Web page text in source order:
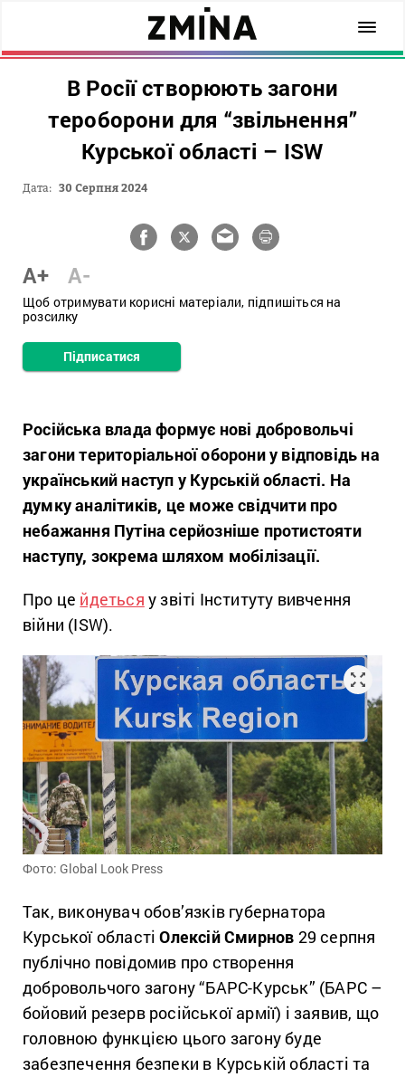
В Росії створюють загони
тероборони для “звільнення”
Курської області – ISW
Дата: 30 Серпня 2024
A+ A-
Щоб отримувати корисні матеріали, підпишіться на
розсилку
Підписатися
Російська влада формує нові добровольчі
загони територіальної оборони у відповідь на
український наступ у Курській області. На
думку аналітиків, це може свідчити про
небажання Путіна серйозніше протистояти
наступу, зокрема шляхом мобілізації.
Про це йдеться у звіті Інституту вивчення
війни (ISW).
Фото: Global Look Press
Так, виконувач обов’язків губернатора
Курської областіОлексій Смирнов 29 серпня
публічно повідомив про створення
добровольчого загону “БАРС-Курськ” (БАРС –
бойовий резерв російської армії) і заявив, що
головною функцією цього загону буде
забезпечення безпеки в Курській області та